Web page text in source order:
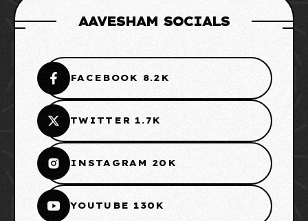
AAVESHAM SOCIALS
FACEBOOK 8.2K
TWITTER 1.7K
INSTAGRAM 20K
YOUTUBE 130K